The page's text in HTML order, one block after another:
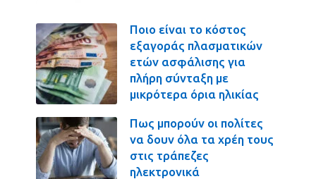
Ποιο είναι το κόστος
εξαγοράς πλασματικών
ετών ασφάλισης για
πλήρη σύνταξη με
μικρότερα όρια ηλικίας
Πως μπορούν οι πολίτες
να δουν όλα τα χρέη τους
στις τράπεζες
ηλεκτρονικά